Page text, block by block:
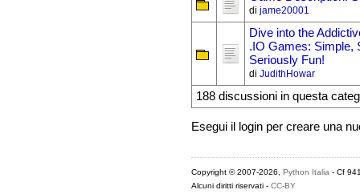
di jame20001
Dive into the
.IO Games: Simple,
Seriously Fun!
di JudithHowar
188 discussioni in questa
Esegui il login per creare una
Copyright © 2007-2026, Python Italia - Cf
Alcuni diritti riservati - CC-BY